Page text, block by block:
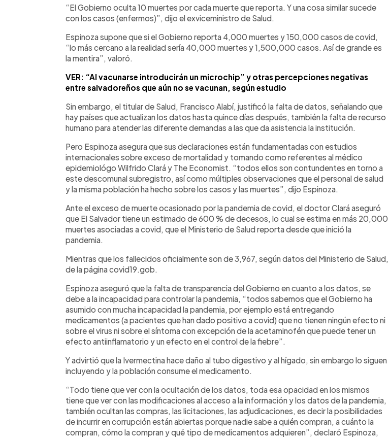
“El Gobierno oculta 10 muertes por cada muerte que reporta. Y una cosa similar sucede
con los casos (enfermos)”, dijo el exviceministro de Salud.
Espinoza supone que si el Gobierno reporta 4,000 muertes y 150,000 casos de covid,
“lo más cercano a la realidad sería 40,000 muertes y 1,500,000 casos. Así de grande es
la mentira”, valoró.
VER: “Al vacunarse introducirán un microchip” y otras percepciones negativas
entre salvadoreños que aún no se vacunan, según estudio
Sin embargo, el titular de Salud, Francisco Alabí, justificó la falta de datos, señalando que
hay países que actualizan los datos hasta quince días después, también la falta de recurso
humano para atender las diferente demandas a las que da asistencia la institución.
Pero Espinoza asegura que sus declaraciones están fundamentadas con estudios
internacionales sobre exceso de mortalidad y tomando como referentes al médico
epidemiológo Wilfrido Clará y The Economist. “todos ellos son contundentes en torno a
este descomunal subregistro, así como múltiples observaciones que el personal de salud
y la misma población ha hecho sobre los casos y las muertes”, dijo Espinoza.
Ante el exceso de muerte ocasionado por la pandemia de covid, el doctor Clará aseguró
que El Salvador tiene un estimado de 600 % de decesos, lo cual se estima en más 20,000
muertes asociadas a covid, que el Ministerio de Salud reporta desde que inició la
pandemia.
Mientras que los fallecidos oficialmente son de 3,967, según datos del Ministerio de Salud,
de la página covid19.gob.
Espinoza aseguró que la falta de transparencia del Gobierno en cuanto a los datos, se
debe a la incapacidad para controlar la pandemia, “todos sabemos que el Gobierno ha
asumido con mucha incapacidad la pandemia, por ejemplo está entregando
medicamentos (a pacientes que han dado positivo a covid) que no tienen ningún efecto ni
sobre el virus ni sobre el síntoma con excepción de la acetaminofén que puede tener un
efecto antiinflamatorio y un efecto en el control de la fiebre”.
Y advirtió que la Ivermectina hace daño al tubo digestivo y al hígado, sin embargo lo siguen
incluyendo y la población consume el medicamento.
“Todo tiene que ver con la ocultación de los datos, toda esa opacidad en los mismos
tiene que ver con las modificaciones al acceso a la información y los datos de la pandemia,
también ocultan las compras, las licitaciones, las adjudicaciones, es decir la posibilidades
de incurrir en corrupción están abiertas porque nadie sabe a quién compran, a cuánto la
compran, cómo la compran y qué tipo de medicamentos adquieren”, declaró Espinoza,